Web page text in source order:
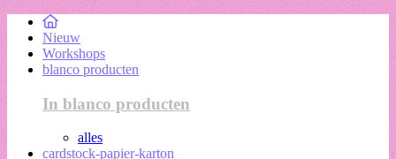
Nieuw
Workshops
blanco producten
In blanco producten
alles
cardstock-papier-karton